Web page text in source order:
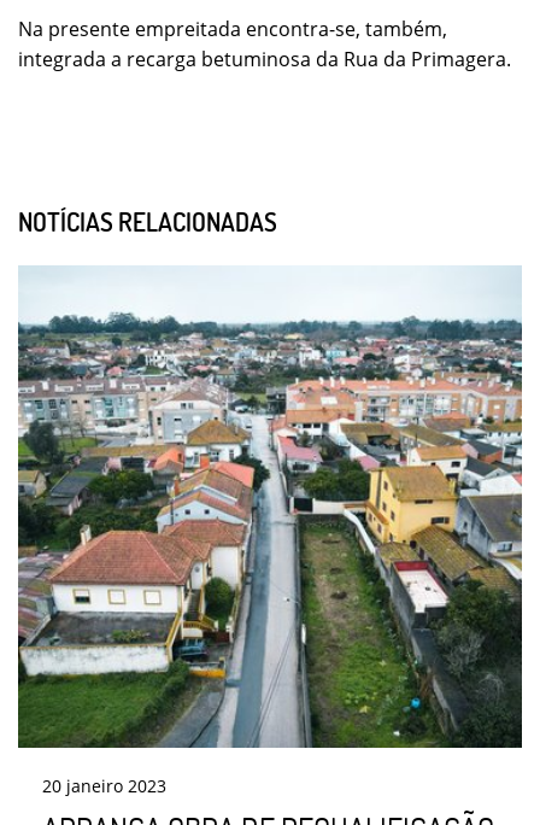
Na presente empreitada encontra-se, também,
integrada a recarga betuminosa da Rua da Primagera.
NOTÍCIAS RELACIONADAS
20 janeiro 2023